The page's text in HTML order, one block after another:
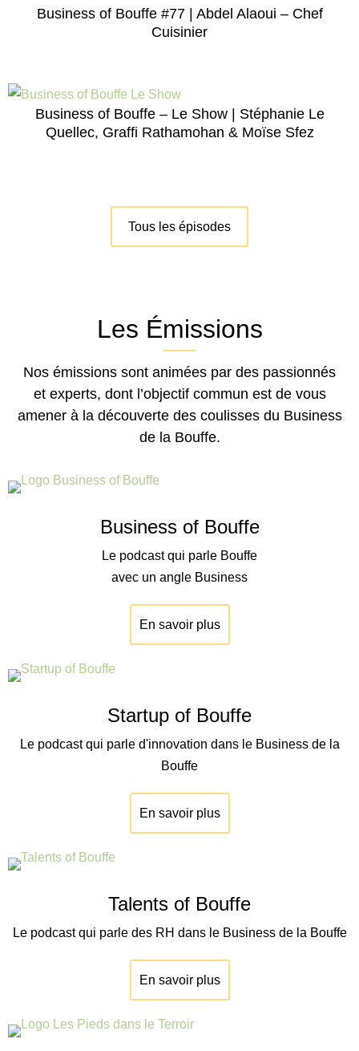
Business of Bouffe #77 | Abdel Alaoui – Chef
Cuisinier
Business of Bouffe – Le Show | Stéphanie Le
Quellec, Graffi Rathamohan & Moïse Sfez
Tous les épisodes
Les Émissions
Nos émissions sont animées par des passionnés
et experts, dont l’objectif commun est de vous
amener à la découverte des coulisses du Business
de la Bouffe.
Business of Bouffe
Le podcast qui parle Bouffe
avec un angle Business
En savoir plus
Startup of Bouffe
Le podcast qui parle d'innovation dans le Business de la
Bouffe
En savoir plus
Talents of Bouffe
Le podcast qui parle des RH dans le Business de la Bouffe
En savoir plus